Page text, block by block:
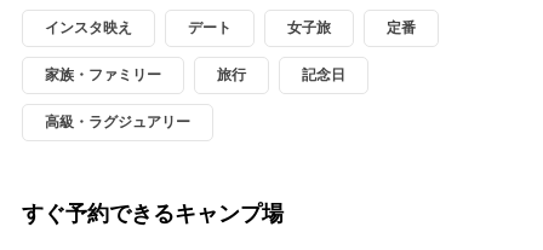
インスタ映え デート 女子旅 定番
家族・ファミリー 旅行 記念日
高級・ラグジュアリー
すぐ予約できるキャンプ場